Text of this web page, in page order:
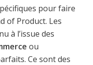
pour faire
of Product. Les
à l’issue des
ou
Ce sont des